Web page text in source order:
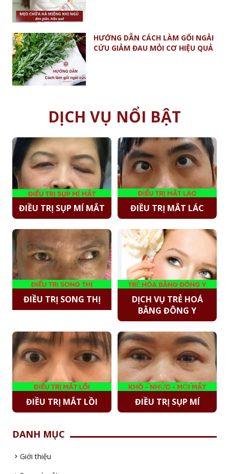
HƯỚNG DẪN CÁCH LÀM GỐI NGẢI
CỨU GIẢM ĐAU MỎI CƠ HIỆU QUẢ
DỊCH VỤ NỔI BẬT
ĐIỀU TRỊ SỤP MÍ MẮT ĐIỀU TRỊ MẮT LÁC
ĐIỀU TRỊ SONG THỊ
DỊCH VỤ TRẺ HOÁ
BẰNG ĐÔNG Y
ĐIỀU TRỊ MẮT LỒI ĐIỀU TRỊ SỤP MÍ
DANH MỤC
Giới thiệu